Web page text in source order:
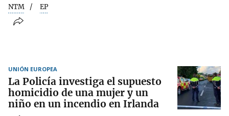
NTM EP
UNIÓN EUROPEA
La Policía investiga el supuesto
homicidio de una mujer y un
niño en un incendio en Irlanda